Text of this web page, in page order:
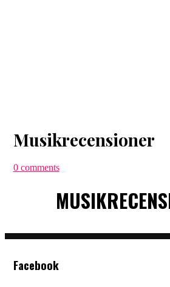
Musikrecensioner
0 comments
Facebook